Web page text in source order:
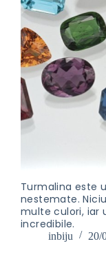
Turmalina este
nestemate.
multe culori, iar
incredibile.
inbiju 20/